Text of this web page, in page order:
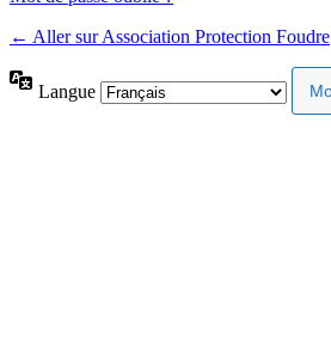
← Aller sur Association Protection Foudre
Langue